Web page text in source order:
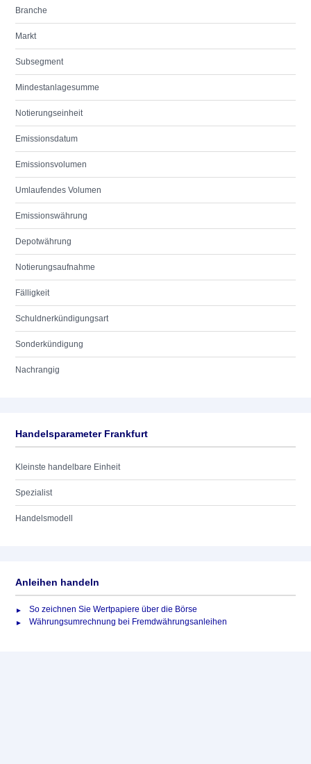
Branche
Markt
Subsegment
Mindestanlagesumme
Notierungseinheit
Emissionsdatum
Emissionsvolumen
Umlaufendes Volumen
Emissionswährung
Depotwährung
Notierungsaufnahme
Fälligkeit
Schuldnerkündigungsart
Sonderkündigung
Nachrangig
Handelsparameter Frankfurt
Kleinste handelbare Einheit
Spezialist
Handelsmodell
Anleihen handeln
So zeichnen Sie Wertpapiere über die Börse
Währungsumrechnung bei Fremdwährungsanleihen